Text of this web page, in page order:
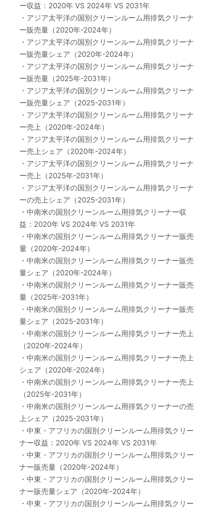
ー収益：2020年 VS 2024年 VS 2031年
・アジア太平洋の国別クリーンルーム用排気クリーナ
ー販売量（2020年-2024年）
・アジア太平洋の国別クリーンルーム用排気クリーナ
ー販売量シェア（2020年-2024年）
・アジア太平洋の国別クリーンルーム用排気クリーナ
ー販売量（2025年-2031年）
・アジア太平洋の国別クリーンルーム用排気クリーナ
ー販売量シェア（2025-2031年）
・アジア太平洋の国別クリーンルーム用排気クリーナ
ー売上（2020年-2024年）
・アジア太平洋の国別クリーンルーム用排気クリーナ
ー売上シェア（2020年-2024年）
・アジア太平洋の国別クリーンルーム用排気クリーナ
ー売上（2025年-2031年）
・アジア太平洋の国別クリーンルーム用排気クリーナ
ーの売上シェア（2025-2031年）
・中南米の国別クリーンルーム用排気クリーナー収
益：2020年 VS 2024年 VS 2031年
・中南米の国別クリーンルーム用排気クリーナー販売
量（2020年-2024年）
・中南米の国別クリーンルーム用排気クリーナー販売
量シェア（2020年-2024年）
・中南米の国別クリーンルーム用排気クリーナー販売
量（2025年-2031年）
・中南米の国別クリーンルーム用排気クリーナー販売
量シェア（2025-2031年）
・中南米の国別クリーンルーム用排気クリーナー売上
（2020年-2024年）
・中南米の国別クリーンルーム用排気クリーナー売上
シェア（2020年-2024年）
・中南米の国別クリーンルーム用排気クリーナー売上
（2025年-2031年）
・中南米の国別クリーンルーム用排気クリーナーの売
上シェア（2025-2031年）
・中東・アフリカの国別クリーンルーム用排気クリー
ナー収益：2020年 VS 2024年 VS 2031年
・中東・アフリカの国別クリーンルーム用排気クリー
ナー販売量（2020年-2024年）
・中東・アフリカの国別クリーンルーム用排気クリー
ナー販売量シェア（2020年-2024年）
・中東・アフリカの国別クリーンルーム用排気クリー